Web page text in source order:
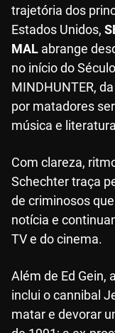
trajetória dos
Estados Unidos,
MAL abrange
no início do
MINDHUNTER,
por matadores
música e
Com clareza,
Schechter traça
de criminosos
notícia e
TV e do cinema.
Além de Ed Gein,
inclui o cannibal
matar e devorar